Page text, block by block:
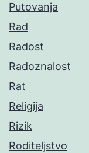
Putovanja
Rad
Radost
Radoznalost
Rat
Religija
Rizik
Roditeljstvo